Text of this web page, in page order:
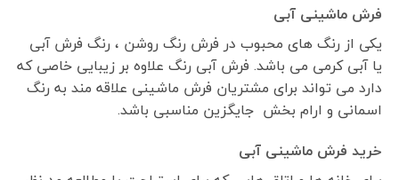
فرش ماشینی آبی
یکی از رنگ های محبوب در فرش رنگ روشن ، رنگ فرش آبی
یا آبی کرمی می باشد. فرش آبی رنگ علاوه بر زیبایی خاصی که
دارد می تواند برای مشتریان فرش ماشینی علاقه مند به رنگ
اسمانی و ارام بخش جایگزین مناسبی باشد.
خرید فرش ماشینی آبی